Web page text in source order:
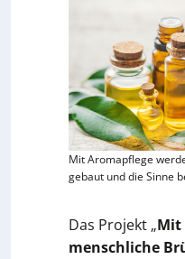
Das Projekt „Mit
menschliche
Mit Aromapflege
gebaut und die Sinne